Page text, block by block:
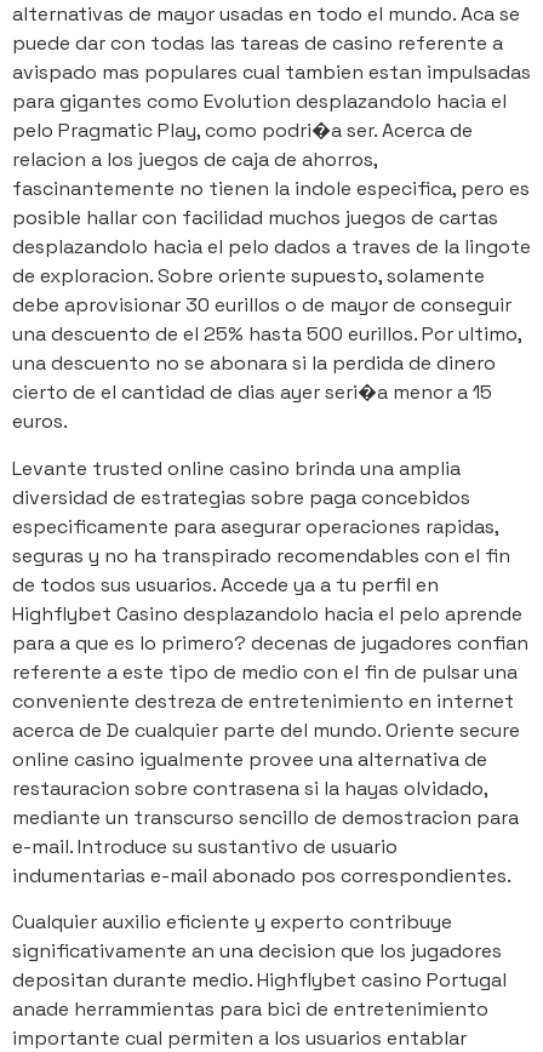
alternativas de mayor usadas en todo el mundo. Aca se
puede dar con todas las tareas de casino referente a
avispado mas populares cual tambien estan impulsadas
para gigantes como Evolution desplazandolo hacia el
pelo Pragmatic Play, como podri�a ser. Acerca de
relacion a los juegos de caja de ahorros,
fascinantemente no tienen la indole especifica, pero es
posible hallar con facilidad muchos juegos de cartas
desplazandolo hacia el pelo dados a traves de la lingote
de exploracion. Sobre oriente supuesto, solamente
debe aprovisionar 30 eurillos o de mayor de conseguir
una descuento de el 25% hasta 500 eurillos. Por ultimo,
una descuento no se abonara si la perdida de dinero
cierto de el cantidad de dias ayer seri�a menor a 15
euros.
Levante trusted online casino brinda una amplia
diversidad de estrategias sobre paga concebidos
especificamente para asegurar operaciones rapidas,
seguras y no ha transpirado recomendables con el fin
de todos sus usuarios. Accede ya a tu perfil en
Highflybet Casino desplazandolo hacia el pelo aprende
para a que es lo primero? decenas de jugadores confian
referente a este tipo de medio con el fin de pulsar una
conveniente destreza de entretenimiento en internet
acerca de De cualquier parte del mundo. Oriente secure
online casino igualmente provee una alternativa de
restauracion sobre contrasena si la hayas olvidado,
mediante un transcurso sencillo de demostracion para
e-mail. Introduce su sustantivo de usuario
indumentarias e-mail abonado pos correspondientes.
Cualquier auxilio eficiente y experto contribuye
significativamente an una decision que los jugadores
depositan durante medio. Highflybet casino Portugal
anade herrammientas para bici de entretenimiento
importante cual permiten a los usuarios entablar